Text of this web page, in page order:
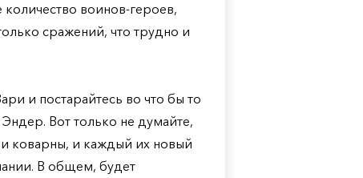
воинов-героев,
сражений, что трудно и
и постарайтесь во что бы то
Вот только не думайте,
и коварны, и каждый их новый
В общем, будет